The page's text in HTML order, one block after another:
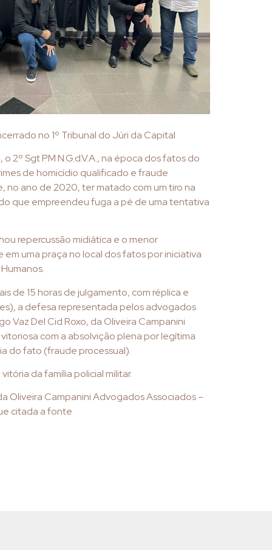
no 1º Tribunal do Júri da Capital
Sgt PM N.G.d.V.A., na época dos fatos do
de homicídio qualificado e fraude
no ano de 2020, ter matado com um tiro na
que empreendeu fuga a pé de uma tentativa
repercussão midiática e o menor
uma praça no local dos fatos por iniciativa
de 15 horas de julgamento, com réplica e
a defesa representada pelos advogados
Vaz Del Cid Roxo, da Oliveira Campanini
com a absolvição plena por legítima
do fato (fraude processual).
da família policial militar.
Oliveira Campanini Advogados Associados –
citada a fonte